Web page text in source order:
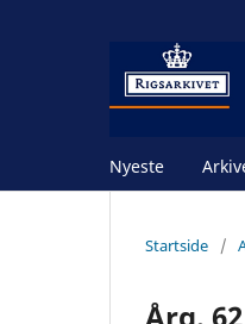
Nyeste
Startside /
Årg.